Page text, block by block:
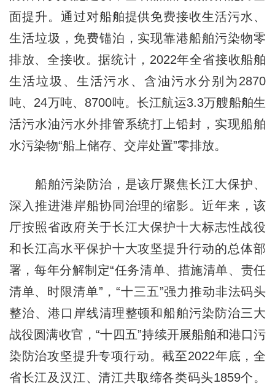
面提升。通过对船舶提供免费接收生活污水、
生活垃圾，免费锚泊，实现靠港船舶污染物零
排放、全接收。据统计，2022年全省接收船舶
生活垃圾、生活污水、含油污水分别为2870
吨、24万吨、8700吨。长江航运3.3万艘船舶生
活污水油污水外排管系统打上铅封，实现船舶
水污染物“船上储存、交岸处置”零排放。
船舶污染防治，是该厅聚焦长江大保护、
深入推进港岸船协同治理的缩影。近年来，该
厅按照省政府关于长江大保护十大标志性战役
和长江高水平保护十大攻坚提升行动的总体部
署，每年分解制定“任务清单、措施清单、责任
清单、时限清单”，“十三五”强力推动非法码头
整治、港口岸线清理整顿和船舶污染防治三大
战役圆满收官，“十四五”持续开展船舶和港口污
染防治攻坚提升专项行动。截至2022年底，全
省长江及汉江、清江共取缔各类码头1859个。